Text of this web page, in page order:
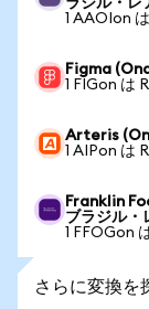
ラジル・レ
1 AAOIon
Figma
1 FIGon は
Arteris
1 AIPon は
Franklin
ブラジル・
1 FFOGon
さらに変換を